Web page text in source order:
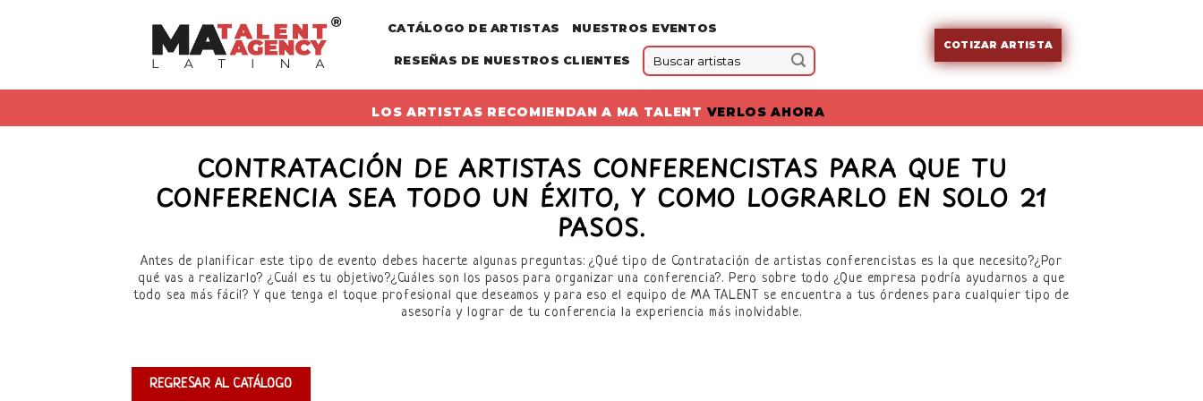
CATÁLOGO DE ARTISTAS NUESTROS EVENTOS
RESEÑAS DE NUESTROS CLIENTES
COTIZAR ARTISTA
LOS ARTISTAS RECOMIENDAN A MA TALENT VERLOS AHORA
CONTRATACIÓN DE ARTISTAS CONFERENCISTAS PARA QUE TU
CONFERENCIA SEA TODO UN ÉXITO, Y COMO LOGRARLO EN SOLO 21
PASOS.
Antes de planificar este tipo de evento debes hacerte algunas preguntas: ¿Qué tipo de Contratación de artistas conferencistas es la que necesito?¿Por
qué vas a realizarlo? ¿Cuál es tu objetivo?¿Cuáles son los pasos para organizar una conferencia?. Pero sobre todo ¿Que empresa podría ayudarnos a que
todo sea más fácil? Y que tenga el toque profesional que deseamos y para eso el equipo de MA TALENT se encuentra a tus órdenes para cualquier tipo de
asesoría y lograr de tu conferencia la experiencia más inolvidable.
REGRESAR AL CATÁLOGO